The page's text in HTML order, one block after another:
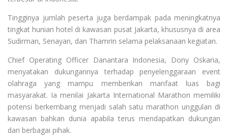
Tingginya jumlah peserta juga berdampak pada meningkatnya
tingkat hunian hotel di kawasan pusat Jakarta, khususnya di area
Sudirman, Senayan, dan Thamrin selama pelaksanaan kegiatan.
Chief Operating Officer Danantara Indonesia, Dony Oskaria,
menyatakan dukungannya terhadap penyelenggaraan event
olahraga yang mampu memberikan manfaat luas bagi
masyarakat. Ia menilai Jakarta International Marathon memiliki
potensi berkembang menjadi salah satu marathon unggulan di
kawasan bahkan dunia apabila terus mendapatkan dukungan
dari berbagai pihak.